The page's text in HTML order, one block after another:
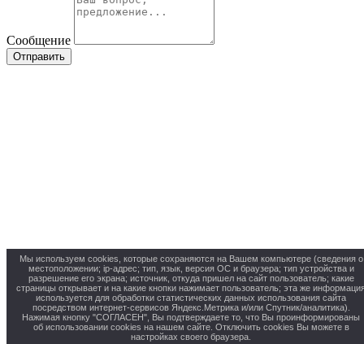
Мы используем cookies, которые сохраняются на Вашем компьютере (сведения о
местоположении; ip-адрес; тип, язык, версия ОС и браузера; тип устройства и
разрешение его экрана; источник, откуда пришел на сайт пользователь; какие
страницы открывает и на какие кнопки нажимает пользователь; эта же
используется для обработки статистических данных использования сайта
посредством интернет-сервисов Яндекс.Метрика и/или Спутник/аналитика).
Нажимая кнопку "СОГЛАСЕН", Вы подтверждаете то, что Вы проинформированы
об использовании cookies на нашем сайте. Отключить cookies Вы можете в
настройках своего браузера.
Сообщение
Отправить